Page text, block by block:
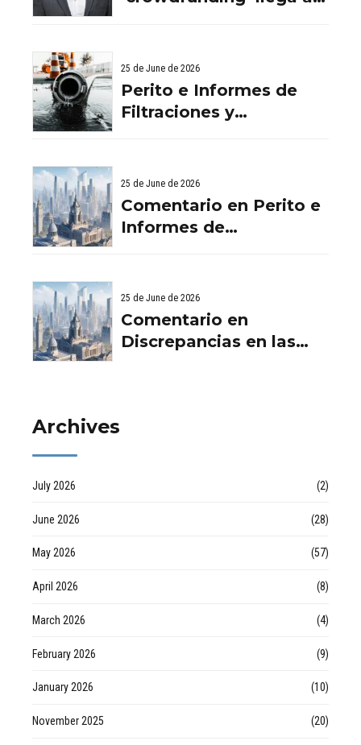
llega al ladrillo por
Comentario en El
‘crowdfunding’ llega al
ladrillo por El
Aurema Group - Grupo
Aurema -
Rehabilitaciones y
25 de June de 2026
Perito e Informes de
Filtraciones y
Debes Saber
25 de June de 2026
Comentario en Perito e
Informes de
Viviendas: Lo Que
Debes Saber por
empresa de desatascos
25 de June de 2026
Comentario en
Discrepancias en las
Archives
July 2026 (2)
June 2026 (28)
May 2026 (57)
April 2026 (8)
March 2026 (4)
February 2026 (9)
January 2026 (10)
November 2025 (20)